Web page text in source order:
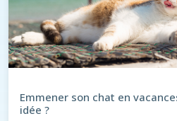
Emmener son chat en
idée ?